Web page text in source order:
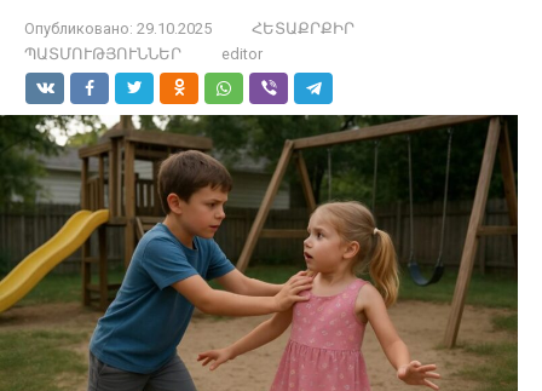
Опубликовано: 29.10.2025
ՀԵՏԱՔՐՔԻՐ
ՊԱՏՄՈՒԹՅՈՒՆՆԵՐ
editor